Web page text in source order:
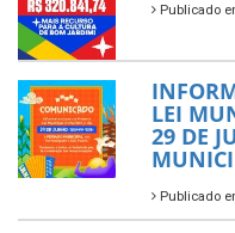
Publicado
LEI
29 DE
Publicado